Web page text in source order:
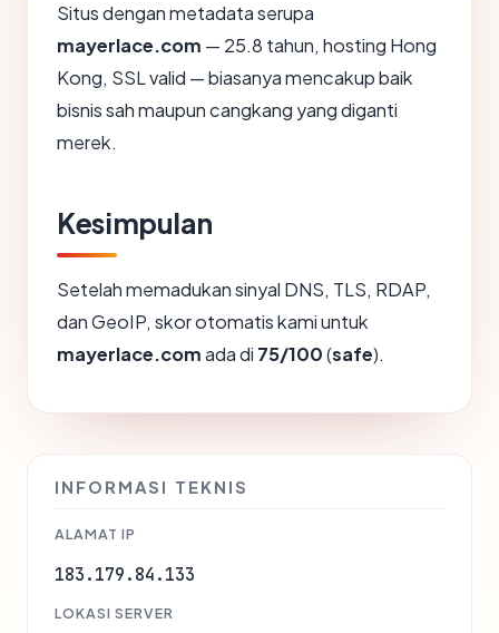
Situs dengan metadata serupa
mayerlace.com — 25.8 tahun, hosting Hong
Kong, SSL valid — biasanya mencakup baik
bisnis sah maupun cangkang yang diganti
merek.
Kesimpulan
Setelah memadukan sinyal DNS, TLS, RDAP,
dan GeoIP, skor otomatis kami untuk
mayerlace.comada di 75/100(safe).
INFORMASI TEKNIS
ALAMAT IP
183.179.84.133
LOKASI SERVER